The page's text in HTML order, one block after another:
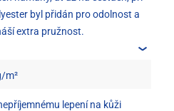
byl přidán pro odolnost a
extra pružnost.
m²
lepení na kůži